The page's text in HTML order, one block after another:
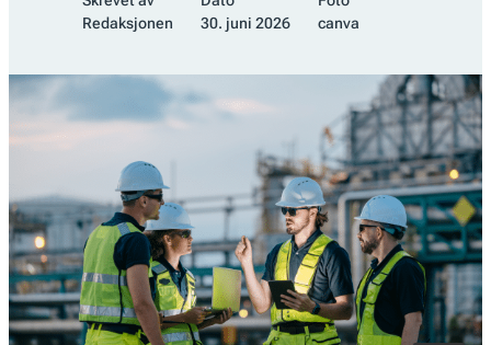
Redaksjonen
30. juni 2026
canva